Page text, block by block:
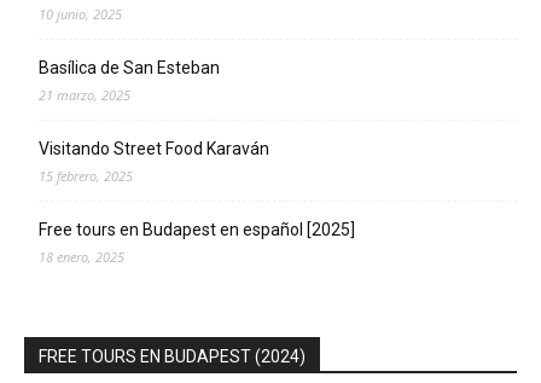
10 junio, 2025
Basílica de San Esteban
21 marzo, 2025
Visitando Street Food Karaván
15 febrero, 2025
Free tours en Budapest en español [2025]
18 enero, 2025
FREE TOURS EN BUDAPEST (2024)